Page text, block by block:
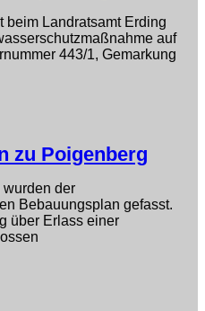
beim Landratsamt Erding
auf
443/1, Gemarkung
zu Poigenberg
wurden der
Bebauungsplan gefasst.
über Erlass einer